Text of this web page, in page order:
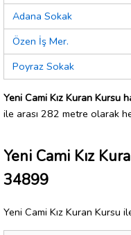
Adana Sokak
Özen İş Mer.
Poyraz Sokak
Yeni Cami Kız Kuran Kursu
ile arası 282 metre olarak
Yeni Cami Kız
34899
Yeni Cami Kız Kuran Kursu